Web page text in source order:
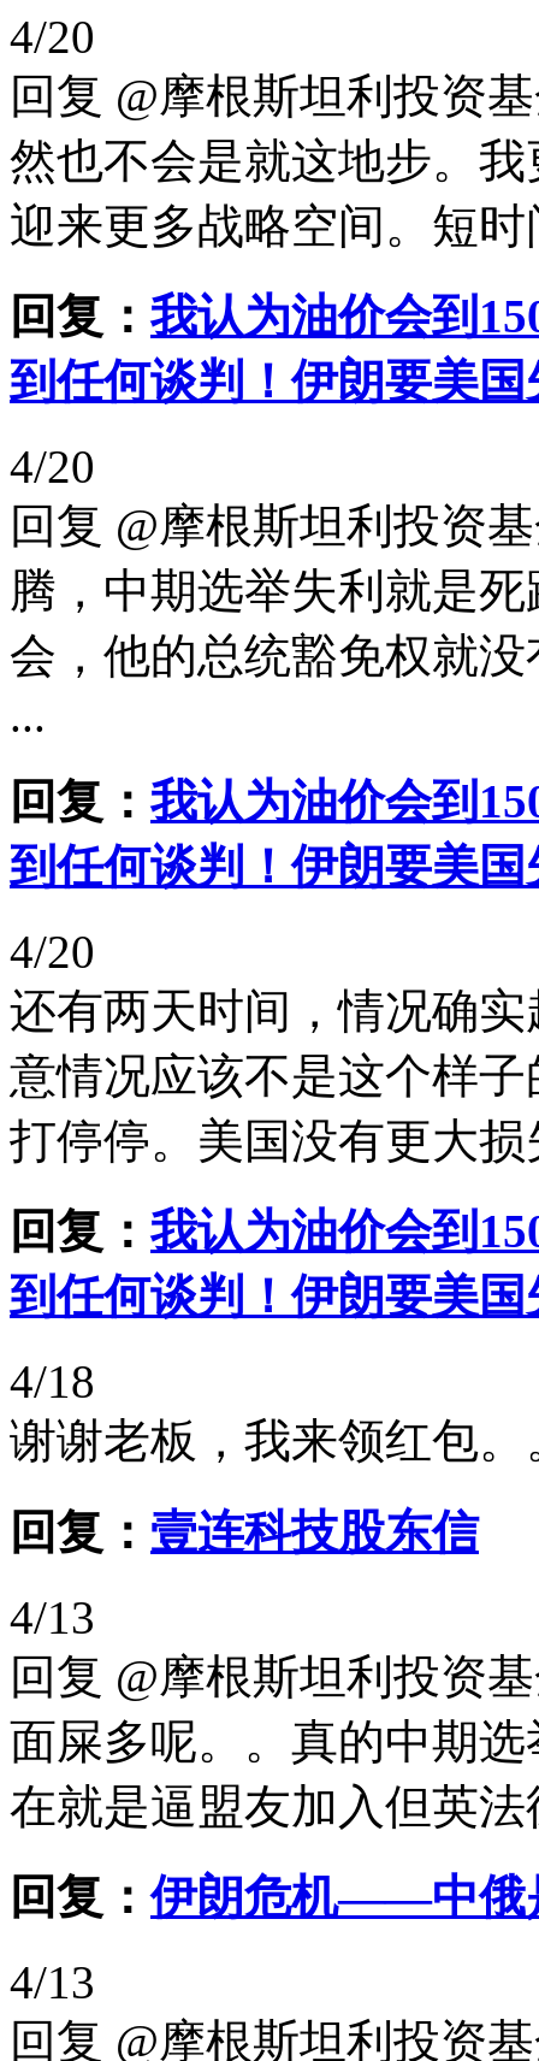
4/20
回复 @摩根斯坦利投资
然也不会是就这地步。
迎来更多战略空间。短
回复： 我认为油价会到
到任何谈判！伊朗要美
4/20
回复 @摩根斯坦利投资
腾，中期选举失利就是
会，他的总统豁免权就
...
回复： 我认为油价会到
到任何谈判！伊朗要美
4/20
还有两天时间，情况确
意情况应该不是这个样
打停停。美国没有更大
回复： 我认为油价会到
到任何谈判！伊朗要美
4/18
谢谢老板，我来领红包。
回复： 壹连科技股东信
4/13
回复 @摩根斯坦利投资
面屎多呢。。真的中期
在就是逼盟友加入但英
回复：伊朗危机——中俄
4/13
回复 @摩根斯坦利投资